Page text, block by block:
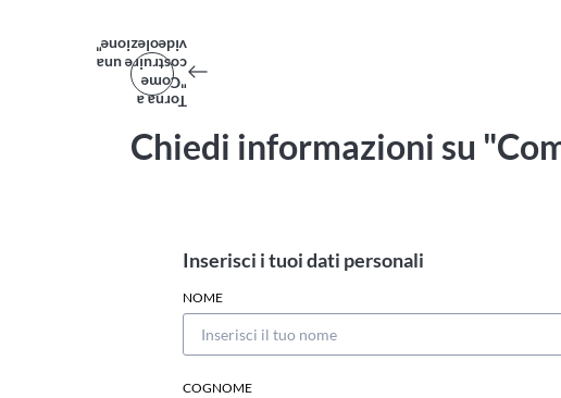
Torna a
"Come
costruire una
videolezione"
Chiedi informazioni su
Inserisci i tuoi dati personali
NOME
COGNOME